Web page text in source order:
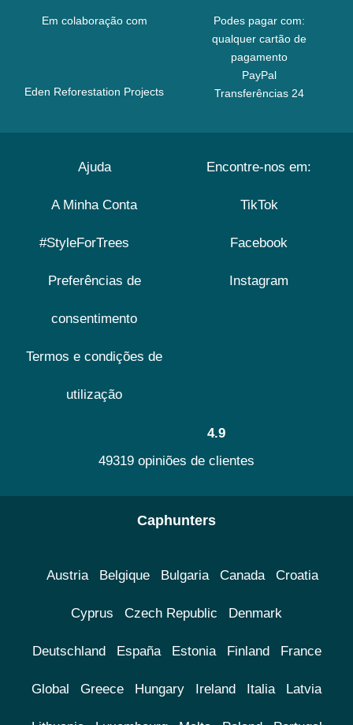
Em colaboração com
Eden Reforestation Projects
Podes pagar com:
qualquer cartão de
pagamento
PayPal
Transferências 24
Ajuda
A Minha Conta
#StyleForTrees
Preferências de
consentimento
Termos e condições de
utilização
Encontre-nos em:
TikTok
Facebook
Instagram
4.9
49319 opiniões de clientes
Caphunters
Austria Belgique Bulgaria Canada Croatia
Cyprus Czech Republic Denmark
Deutschland España Estonia Finland France
Global Greece Hungary Ireland Italia Latvia